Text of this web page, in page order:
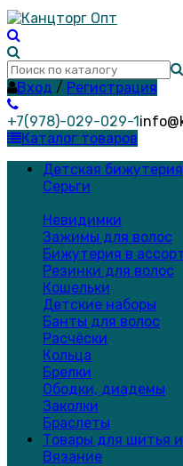
Вход / Регистрация
+7(978)-029-029-1
Каталог товаров
Детская бижутерия
Серьги
Невидимки
Зажимы для волос
Бижутерия в
Резинки для волос
Кошельки
Детские наборы
Банты для волос
Расчёски
Кольца
Брелки
Ободки, диадемы
Заколки
Браслеты
Товары для шитья
Вязание